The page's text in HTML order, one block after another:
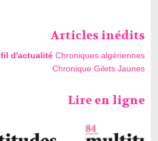
Articles inédits
d'actualité Chroniques algériennes
Chronique Gilets Jaunes
Lire en ligne